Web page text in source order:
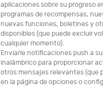
aplicaciones sobre su progreso
programas de recompensas,
nuevas funciones, boletines y
disponibles (que puede excluir
cualquier momento).
Enviarle notificaciones push a
inalámbrico para proporcionar
otros mensajes relevantes (que
en la página de opciones o